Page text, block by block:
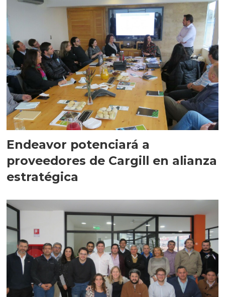
Endeavor potenciará a
proveedores de Cargill en alianza
estratégica